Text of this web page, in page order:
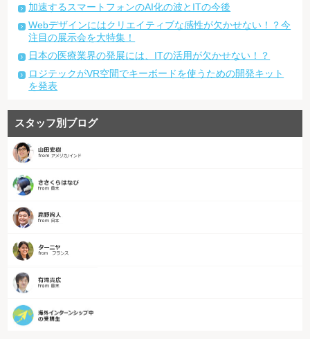
加速するスマートフォンのAI化の波とITの今後
Webデザインにはクリエイティブな感性が欠かせない！？今
注目の展示会を大特集！
日本の医療業界の発展には、ITの活用が欠かせない！？
ロジテックがVR空間でキーボードを使うための開発キット
を発表
スタッフ別ブログ